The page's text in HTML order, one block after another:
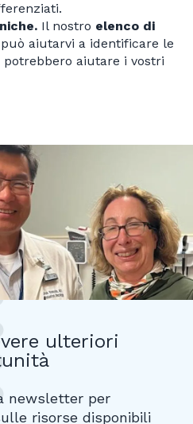
Il nostro elenco di
può aiutarvi a identificare le
aiutare i vostri
ulteriori
newsletter per
risorse disponibili